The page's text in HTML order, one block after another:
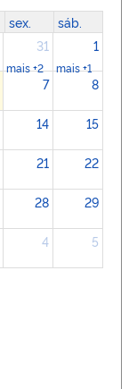
sex.
sáb.
31
mais +2
1
mais +1
7 8
14 15
21 22
28 29
4 5